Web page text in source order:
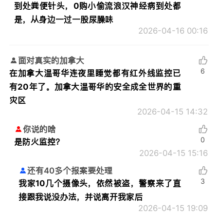
到处粪便针头，0购小偷流浪汉神经病到处都
是，从身边一过一股尿臊味
2026-04-16 00:16
面对真实的加拿大
在加拿大温哥华连夜里睡觉都有红外线监控已
有20年了。加拿大温哥华的安全成全世界的重
灾区
2026-04-15 14:32
6
你说的啥
是防火监控？
2026-04-15 15:16
0
还有40多个报案要处理
我家10几个摄像头，依然被盗，警察来了直
接跟我说没办法，并说离开我家后
2026-04-15 19:09
3